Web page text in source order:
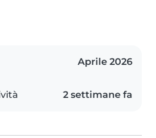
Aprile 2026
2 settimane fa